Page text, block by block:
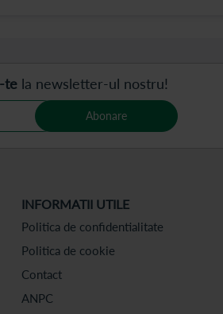
te la newsletter-ul nostru!
Abonare
INFORMATII UTILE
Politica de confidentialitate
Politica de cookie
Contact
ANPC